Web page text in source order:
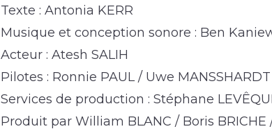
Texte : Antonia KERR
Musique et conception sonore : Ben
Acteur : Atesh SALIH
Pilotes : Ronnie PAUL / Uwe MANSSHARDT
Services de production : Stéphane
Produit par William BLANC / Boris BRICHE